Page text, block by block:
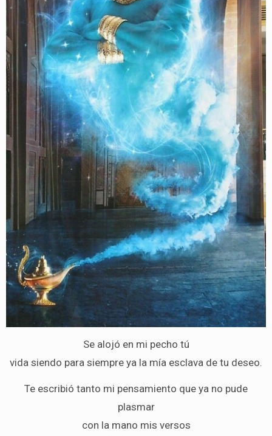
Se alojó en mi pecho tú
vida siendo para siempre ya la mía esclava de tu deseo.
Te escribió tanto mi pensamiento que ya no pude
plasmar
con la mano mis versos